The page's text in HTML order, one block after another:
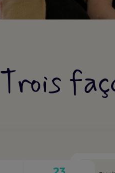
Trois